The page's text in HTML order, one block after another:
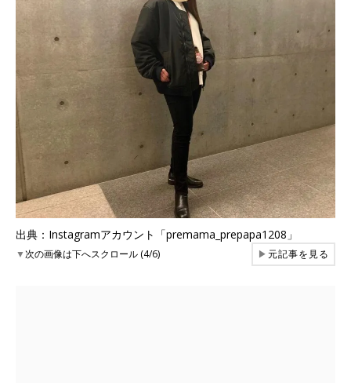
出典：Instagramアカウント「premama_prepapa1208」
▼次の画像は下へスクロール (4/6) ▶元記事を見る